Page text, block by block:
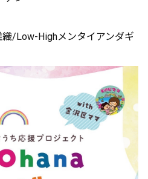
/Low-Highメンタイアンダギ